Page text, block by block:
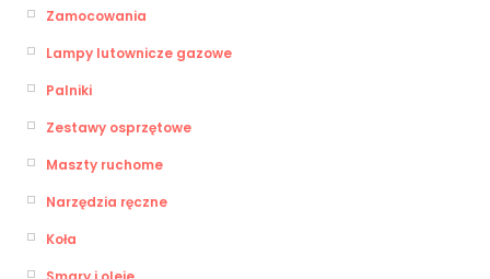
Zamocowania
Lampy lutownicze gazowe
Palniki
Zestawy osprzętowe
Maszty ruchome
Narzędzia ręczne
Koła